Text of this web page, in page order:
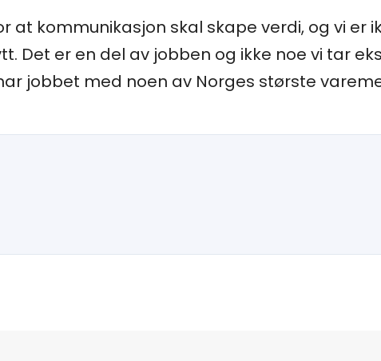
at kommunikasjon skal skape verdi, og vi er
Det er en del av jobben og ikke noe vi tar
jobbet med noen av Norges største